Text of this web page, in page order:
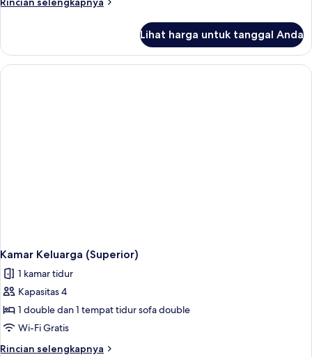
pelabuhan
Kamar
Double
Klasik,
Lihat harga untuk tanggal Anda
Kamar Keluarga (Superior)
1 kamar tidur
Kapasitas 4
1 double dan 1 tempat tidur sofa double
Wi-Fi Gratis
Rincian selengkapnya
Rincian